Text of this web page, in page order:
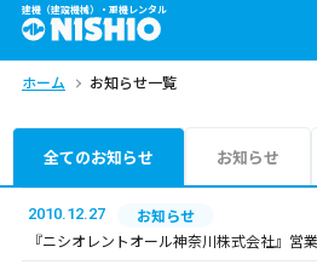
建機（建設機械）・重機レンタル
商品一覧
問合せ依頼リスト
エリア情報を見
ホーム お知らせ一覧
全てのお知らせ お知らせ
2010.12.27
お知らせ
『ニシオレントオール神奈川株式会社』営